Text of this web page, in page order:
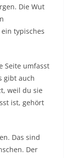
Die Wut
typisches
Seite umfasst
gibt auch
weil du sie
ist, gehört
Das sind
Der